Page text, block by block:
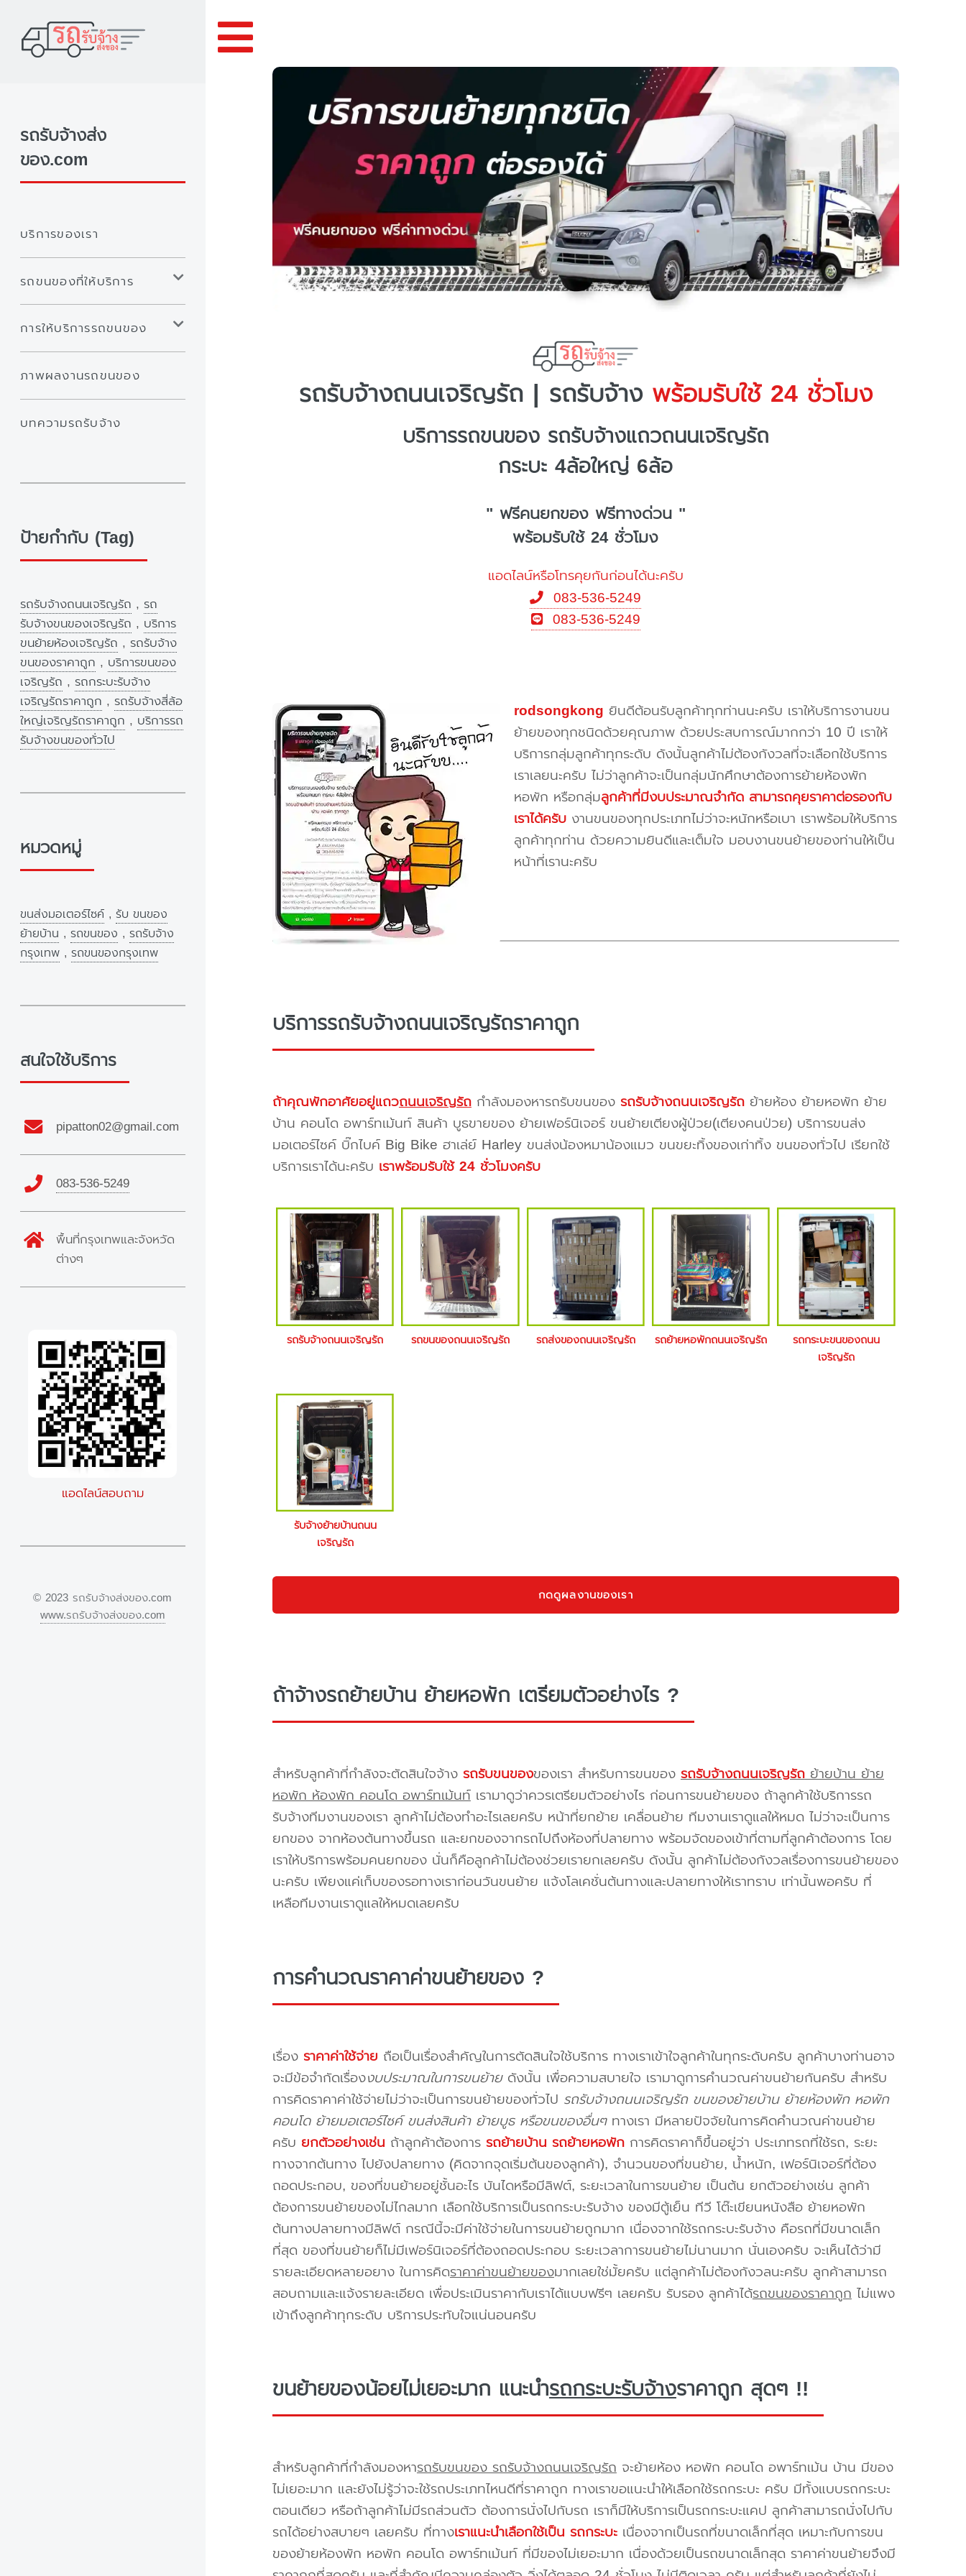
รถรับจ้างถนนเจริญรัถ | รถรับจ้างพร้อมรับใช้ 24 ชั่วโมง
บริการรถขนของ รถรับจ้างแถวถนนเจริญรัถ
กระบะ 4ล้อใหญ่ 6ล้อ
" ฟรีคนยกของ ฟรีทางด่วน "
พร้อมรับใช้ 24 ชั่วโมง
แอดไลน์หรือโทรคุยกันก่อนได้นะครับ
083-536-5249
083-536-5249
rodsongkong ยินดีต้อนรับลูกค้าทุกท่านนะครับ เราให้บริการงานขน
ย้ายของทุกชนิดด้วยคุณภาพ ด้วยประสบการณ์มากกว่า 10 ปี เราให้
บริการกลุ่มลูกค้าทุกระดับ ดังนั้นลูกค้าไม่ต้องกังวลที่จะเลือกใช้บริการ
เราเลยนะครับ ไม่ว่าลูกค้าจะเป็นกลุ่มนักศึกษาต้องการย้ายห้องพัก
หอพัก หรือกลุ่มลูกค้าที่มีงบประมาณจำกัด สามารถคุยราคาต่อรองกับ
เราได้ครับงานขนของทุกประเภทไม่ว่าจะหนักหรือเบา เราพร้อมให้บริการ
ลูกค้าทุกท่าน ด้วยความยินดีและเต็มใจ มอบงานขนย้ายของท่านให้เป็น
หน้าที่เรานะครับ
บริการรถรับจ้างถนนเจริญรัถราคาถูก
ถ้าคุณพักอาศัยอยู่แถวถนนเจริญรัถกำลังมองหารถรับขนของ รถรับจ้างถนนเจริญรัถย้ายห้อง ย้ายหอพัก ย้าย
บ้าน คอนโด อพาร์ทเม้นท์ สินค้า บูธขายของ ย้ายเฟอร์นิเจอร์ ขนย้ายเตียงผู้ป่วย(เตียงคนป่วย) บริการขนส่ง
มอเตอร์ไซค์ บิ๊กไบค์ Big Bike ฮาเล่ย์ Harley ขนส่งน้องหมาน้องแมว ขนขยะทิ้งของเก่าทิ้ง ขนของทั่วไป เรียกใช้
บริการเราได้นะครับ เราพร้อมรับใช้ 24 ชั่วโมงครับ
รถรับจ้างถนนเจริญรัถ รถขนของถนนเจริญรัถ รถส่งของถนนเจริญรัถ รถย้ายหอพักถนนเจริญรัถ
รถกระบะขนของถนน
เจริญรัถ
รับจ้างย้ายบ้านถนน
เจริญรัถ
กดดูผลงานของเรา
ถ้าจ้างรถย้ายบ้าน ย้ายหอพัก เตรียมตัวอย่างไร ?
สำหรับลูกค้าที่กำลังจะตัดสินใจจ้าง รถรับขนของของเรา สำหรับการขนของ รถรับจ้างถนนเจริญรัถย้ายบ้าน ย้าย
หอพัก ห้องพัก คอนโด อพาร์ทเม้นท์เรามาดูว่าควรเตรียมตัวอย่างไร ก่อนการขนย้ายของ ถ้าลูกค้าใช้บริการรถ
รับจ้างทีมงานของเรา ลูกค้าไม่ต้องทำอะไรเลยครับ หน้าที่ยกย้าย เคลื่อนย้าย ทีมงานเราดูแลให้หมด ไม่ว่าจะเป็นการ
ยกของ จากห้องต้นทางขึ้นรถ และยกของจากรถไปถึงห้องที่ปลายทาง พร้อมจัดของเข้าที่ตามที่ลูกค้าต้องการ โดย
เราให้บริการพร้อมคนยกของ นั่นก็คือลูกค้าไม่ต้องช่วยเรายกเลยครับ ดังนั้น ลูกค้าไม่ต้องกังวลเรื่องการขนย้ายของ
นะครับ เพียงแค่เก็บของรอทางเราก่อนวันขนย้าย แจ้งโลเคชั่นต้นทางและปลายทางให้เราทราบ เท่านั้นพอครับ ที่
เหลือทีมงานเราดูแลให้หมดเลยครับ
การคำนวณราคาค่าขนย้ายของ ?
เรื่อง ราคาค่าใช้จ่าย ถือเป็นเรื่องสำคัญในการตัดสินใจใช้บริการ ทางเราเข้าใจลูกค้าในทุกระดับครับ ลูกค้าบางท่านอาจ
จะมีข้อจำกัดเรื่องงบประมาณในการขนย้ายดังนั้น เพื่อความสบายใจ เรามาดูการคำนวณค่าขนย้ายกันครับ สำหรับ
การคิดราคาค่าใช้จ่ายไม่ว่าจะเป็นการขนย้ายของทั่วไป รถรับจ้างถนนเจริญรัถ ขนของย้ายบ้าน ย้ายห้องพัก หอพัก
คอนโด ย้ายมอเตอร์ไซค์ ขนส่งสินค้า ย้ายบูธ หรือขนของอื่นๆทางเรา มีหลายปัจจัยในการคิดคำนวณค่าขนย้าย
ครับ ยกตัวอย่างเช่น ถ้าลูกค้าต้องการ รถย้ายบ้าน รถย้ายหอพักการคิดราคาก็ขึ้นอยู่ว่า ประเภทรถที่ใช้รถ, ระยะ
ทางจากต้นทาง ไปยังปลายทาง (คิดจากจุดเริ่มต้นของลูกค้า), จำนวนของที่ขนย้าย, น้ำหนัก, เฟอร์นิเจอร์ที่ต้อง
ถอดประกอบ, ของที่ขนย้ายอยู่ชั้นอะไร บันไดหรือมีลิฟต์, ระยะเวลาในการขนย้าย เป็นต้น ยกตัวอย่างเช่น ลูกค้า
ต้องการขนย้ายของไม่ไกลมาก เลือกใช้บริการเป็นรถกระบะรับจ้าง ของมีตู้เย็น ทีวี โต๊ะเขียนหนังสือ ย้ายหอพัก
ต้นทางปลายทางมีลิฟต์ กรณีนี้จะมีค่าใช้จ่ายในการขนย้ายถูกมาก เนื่องจากใช้รถกระบะรับจ้าง คือรถที่มีขนาดเล็ก
ที่สุด ของที่ขนย้ายก็ไม่มีเฟอร์นิเจอร์ที่ต้องถอดประกอบ ระยะเวลาการขนย้ายไม่นานมาก นั่นเองครับ จะเห็นได้ว่ามี
รายละเอียดหลายอยาง ในการคิดราคาค่าขนย้ายของมากเลยใช่มั้ยครับ แต่ลูกค้าไม่ต้องกังวลนะครับ ลูกค้าสามารถ
สอบถามและแจ้งรายละเอียด เพื่อประเมินราคากับเราได้แบบฟรีๆ เลยครับ รับรอง ลูกค้าได้รถขนของราคาถูกไม่แพง
เข้าถึงลูกค้าทุกระดับ บริการประทับใจแน่นอนครับ
ขนย้ายของน้อยไม่เยอะมาก แนะนำรถกระบะรับจ้างราคาถูก สุดๆ !!
สำหรับลูกค้าที่กำลังมองหารถรับขนของ รถรับจ้างถนนเจริญรัถจะย้ายห้อง หอพัก คอนโด อพาร์ทเม้น บ้าน มีของ
ไม่เยอะมาก และยังไม่รู้ว่าจะใช้รถประเภทไหนดีที่ราคาถูก ทางเราขอแนะนำให้เลือกใช้รถกระบะ ครับ มีทั้งแบบรถกระบะ
ตอนเดียว หรือถ้าลูกค้าไม่มีรถส่วนตัว ต้องการนั่งไปกับรถ เราก็มีให้บริการเป็นรถกระบะแคป ลูกค้าสามารถนั่งไปกับ
รถได้อย่างสบายๆ เลยครับ ที่ทางเราแนะนำเลือกใช้เป็น รถกระบะเนื่องจากเป็นรถที่ขนาดเล็กที่สุด เหมาะกับการขน
ของย้ายห้องพัก หอพัก คอนโด อพาร์ทเม้นท์ ที่มีของไม่เยอะมาก เนื่องด้วยเป็นรถขนาดเล็กสุด ราคาค่าขนย้ายจึงมี
รถรับจ้างส่ง
ของ.com
บริการของเรา
รถขนของที่ให้บริการ
การให้บริการรถขนของ
ภาพผลงานรถขนของ
บทความรถรับจ้าง
ป้ายกำกับ (Tag)
รถรับจ้างถนนเจริญรัถ , รถ
รับจ้างขนของเจริญรัถ , บริการ
ขนย้ายห้องเจริญรัถ , รถรับจ้าง
ขนของราคาถูก , บริการขนของ
เจริญรัถ , รถกระบะรับจ้าง
เจริญรัถราคาถูก , รถรับจ้างสี่ล้อ
ใหญ่เจริญรัถราคาถูก , บริการรถ
รับจ้างขนของทั่วไป
หมวดหมู่
ขนส่งมอเตอร์ไซค์ , รับ ขนของ
ย้ายบ้าน , รถขนของ , รถรับจ้าง
กรุงเทพ , รถขนของกรุงเทพ
สนใจใช้บริการ
pipatton02@gmail.com
083-536-5249
พื้นที่กรุงเทพและจังหวัด
ต่างๆ
แอดไลน์สอบถาม
© 2023 รถรับจ้างส่งของ.com
www.รถรับจ้างส่งของ.com